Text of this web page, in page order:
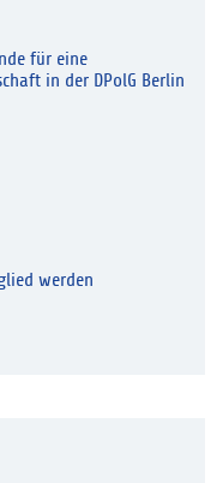
für eine
in der DPolG Berlin
werden